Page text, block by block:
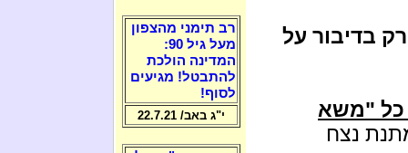
בדיבור על
כל "משא
נצח
רב תימני מהצפון
מעל גיל 90:
המדינה הולכת
להתבטל! מגיעים
לסוף!
י"ג באב/ 22.7.21